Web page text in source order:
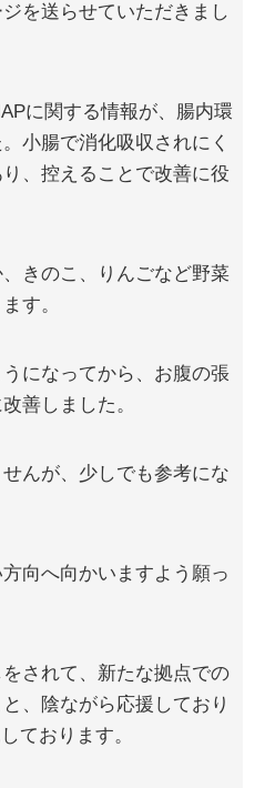
を送らせていただきまし
に関する情報が、腸内環
小腸で消化吸収されにく
、控えることで改善に役
きのこ、りんごなど野菜
す。
になってから、お腹の張
善しました。
んが、少しでも参考にな
向へ向かいますよう願っ
されて、新たな拠点での
、陰ながら応援しており
ております。